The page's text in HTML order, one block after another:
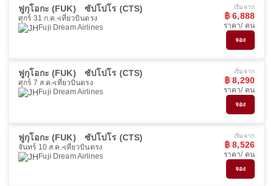
ฟูกุโอกะ (FUK) ซัปโปโร (CTS)
ศุกร์ 31 ก.ค. เที่ยวบินตรง
Fuji Dream Airlines
เริ่มจาก
฿ 6,888
ราคา/ คน
จอง
ฟูกุโอกะ (FUK) ซัปโปโร (CTS)
ศุกร์ 7 ส.ค. เที่ยวบินตรง
Fuji Dream Airlines
เริ่มจาก
฿ 8,290
ราคา/ คน
จอง
ฟูกุโอกะ (FUK) ซัปโปโร (CTS)
จันทร์ 10 ส.ค. เที่ยวบินตรง
Fuji Dream Airlines
เริ่มจาก
฿ 8,526
ราคา/ คน
จอง